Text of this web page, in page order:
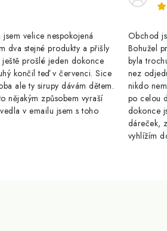
velice nespokojená
dva stejné produkty a přišly
prošlé jeden dokonce
končil teď v červenci. Sice
ale ty sirupy dávám dětem.
nějakým způsobem vyraší
v emailu jsem s toho
Obchod
Bohužel
byla
nez
nikdo
po celou
dokonce
dáreček,
vyhlížím